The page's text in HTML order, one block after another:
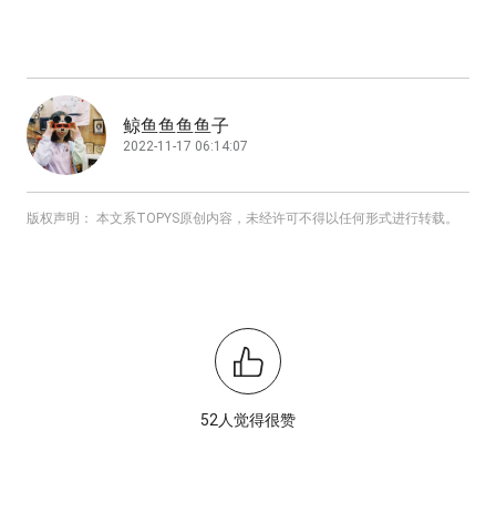
鲸鱼鱼鱼鱼子
2022-11-17 06:14:07
版权声明： 本文系TOPYS原创内容，未经许可不得以任何形式进行转载。
52人觉得很赞